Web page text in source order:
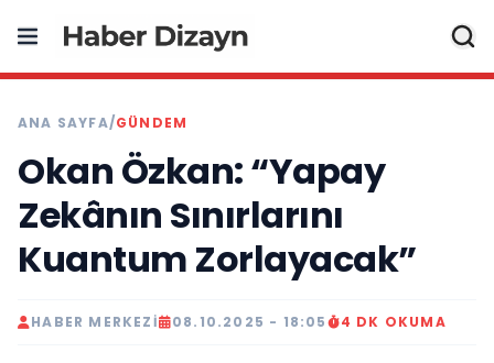
ANA SAYFA/GÜNDEM
Okan Özkan: “Yapay
Zekânın Sınırlarını
Kuantum Zorlayacak”
HABER MERKEZI 08.10.2025 - 18:05 4 DK OKUMA